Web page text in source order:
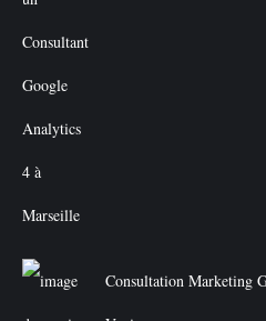
Consultation Marketing